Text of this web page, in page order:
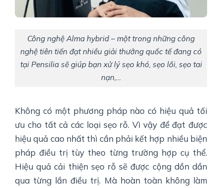
Công nghệ Alma hybrid – một trong những công
nghệ tiên tiến đạt nhiều giải thưởng quốc tế đang có
tại Pensilia sẽ giúp bạn xử lý sẹo khó, sẹo lồi, sẹo tai
nạn,…
Không có một phương pháp nào có hiệu quả tối
ưu cho tất cả các loại sẹo rỗ. Vì vậy để đạt được
hiệu quả cao nhất thì cần phải kết hợp nhiều biện
pháp điều trị tùy theo từng trường hợp cụ thể.
Hiệu quả cải thiện sẹo rỗ sẽ được cộng dồn dần
qua từng lần điều trị. Mà hoàn toàn không làm